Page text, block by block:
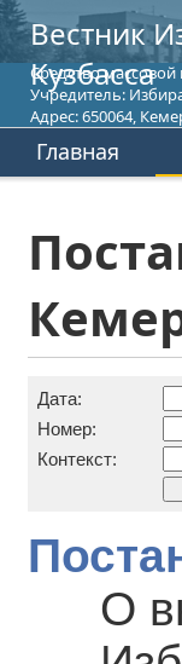
Вестник
Кузбасса
Средство
Учредитель:
Адрес: 650064,
Главная
Дата:
Номер:
Контекст:
О